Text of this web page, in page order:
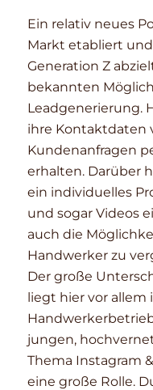
Ein relativ neues
Markt etabliert
Generation Z
bekannten
Leadgenerierung.
ihre Kontaktdaten
Kundenanfragen
erhalten. Darüber
ein individuelles
und sogar Videos
auch die
Handwerker zu
Der große
liegt hier vor
jungen,
Thema Instagram
eine große Rolle.